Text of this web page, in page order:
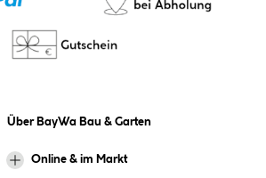
Über BayWa Bau & Garten
Online & im Markt